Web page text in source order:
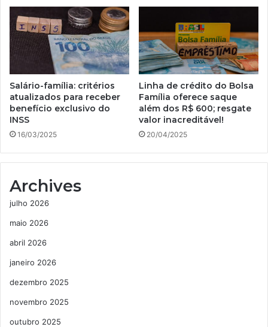
Salário-família: critérios
atualizados para receber
benefício exclusivo do
INSS
16/03/2025
Linha de crédito do Bolsa
Família oferece saque
além dos R$ 600; resgate
valor inacreditável!
20/04/2025
Archives
julho 2026
maio 2026
abril 2026
janeiro 2026
dezembro 2025
novembro 2025
outubro 2025